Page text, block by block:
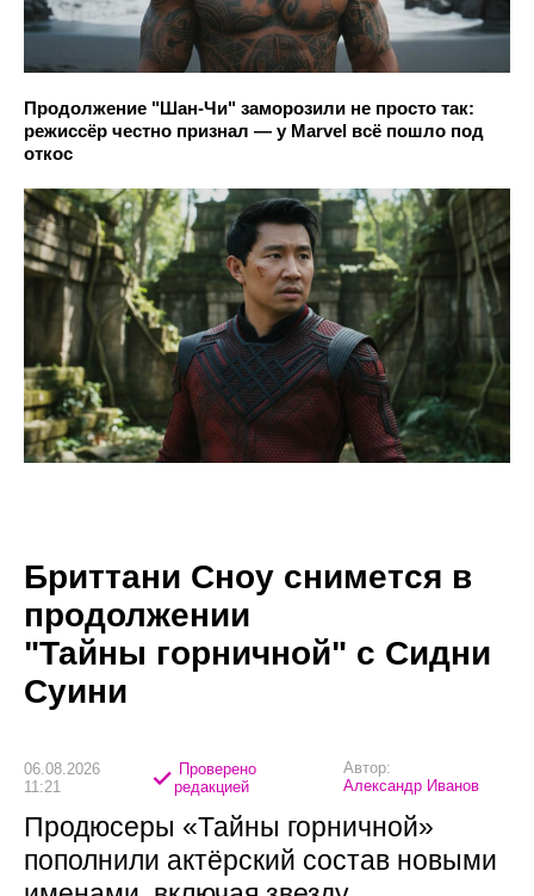
Продолжение "Шан-Чи" заморозили не просто так:
режиссёр честно признал — у Marvel всё пошло под
откос
Бриттани Сноу снимется в
продолжении
"Тайны горничной" с Сидни
Суини
06.08.2026
11:21
Проверено
редакцией
Автор:
Александр Иванов
Продюсеры «Тайны горничной»
пополнили актёрский состав новыми